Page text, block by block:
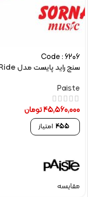
Code : 6206
سنج راید پایست مدل Color Sound 900 Heavy Ride سایز 22 اینچ
Paiste
45,560,000تومان
455 امتیاز
مقایسه